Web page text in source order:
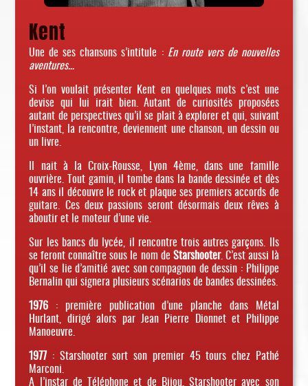
Kent
Une de ses chansons s’intitule : En route vers de nouvelles
aventures…
Si l’on voulait présenter Kent en quelques mots c’est une
devise qui lui irait bien. Autant de curiosités proposées
autant de perspectives qu’il se plait à explorer et qui, suivant
l’instant, la rencontre, deviennent une chanson, un dessin ou
un livre.
Il nait à la Croix-Rousse, Lyon 4ème, dans une famille
ouvrière. Tout gamin, il tombe dans la bande dessinée et dès
14 ans il découvre le rock et plaque ses premiers accords de
guitare. Ces deux passions seront désormais deux rêves à
aboutir et le moteur d’une vie.
Sur les bancs du lycée, il rencontre trois autres garçons. Ils
se feront connaître sous le nom de Starshooter. C’est aussi là
qu’il se lie d’amitié avec son compagnon de dessin : Philippe
Bernalin qui signera plusieurs scénarios de bandes dessinées.
1976 : première publication d’une planche dans Métal
Hurlant, dirigé alors par Jean Pierre Dionnet et Philippe
Manoeuvre.
1977 : Starshooter sort son premier 45 tours chez Pathé
Marconi.
A l’instar de Téléphone et de Bijou, Starshooter avec son